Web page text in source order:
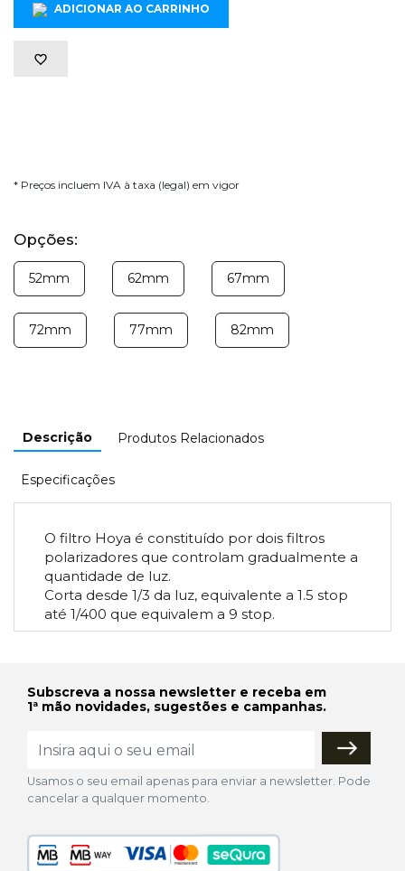
ADICIONAR AO CARRINHO
* Preços incluem IVA à taxa (legal) em vigor
Opções:
52mm 62mm 67mm
72mm 77mm 82mm
Descrição Produtos Relacionados
Especificações
O filtro Hoya é constituído por dois filtros
polarizadores que controlam gradualmente a
quantidade de luz.
Corta desde 1/3 da luz, equivalente a 1.5 stop
até 1/400 que equivalem a 9 stop.
Subscreva a nossa newsletter e receba em
1ª mão novidades, sugestões e campanhas.
Usamos o seu email apenas para enviar a newsletter. Pode
cancelar a qualquer momento.